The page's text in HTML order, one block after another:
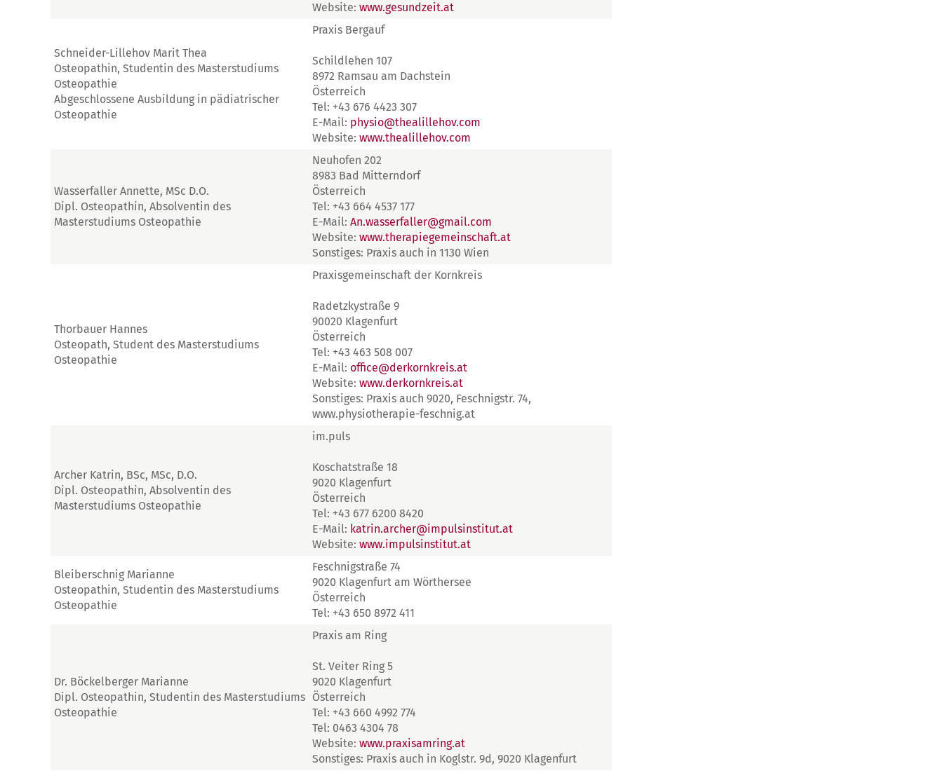
Website: www.gesundzeit.at
Schneider-Lillehov Marit Thea
Osteopathin, Studentin des Masterstudiums
Osteopathie
Abgeschlossene Ausbildung in pädiatrischer
Osteopathie
Praxis Bergauf
Schildlehen 107
8972 Ramsau am Dachstein
Österreich
Tel: +43 676 4423 307
E-Mail: physio@thealillehov.com
Website: www.thealillehov.com
Wasserfaller Annette, MSc D.O.
Dipl. Osteopathin, Absolventin des
Masterstudiums Osteopathie
Neuhofen 202
8983 Bad Mitterndorf
Österreich
Tel: +43 664 4537 177
E-Mail: An.wasserfaller@gmail.com
Website: www.therapiegemeinschaft.at
Sonstiges: Praxis auch in 1130 Wien
Thorbauer Hannes
Osteopath, Student des Masterstudiums
Osteopathie
Praxisgemeinschaft der Kornkreis
Radetzkystraße 9
90020 Klagenfurt
Österreich
Tel: +43 463 508 007
E-Mail: office@derkornkreis.at
Website: www.derkornkreis.at
Sonstiges: Praxis auch 9020, Feschnigstr. 74,
www.physiotherapie-feschnig.at
Archer Katrin, BSc, MSc, D.O.
Dipl. Osteopathin, Absolventin des
Masterstudiums Osteopathie
im.puls
Koschatstraße 18
9020 Klagenfurt
Österreich
Tel: +43 677 6200 8420
E-Mail: katrin.archer@impulsinstitut.at
Website: www.impulsinstitut.at
Bleiberschnig Marianne
Osteopathin, Studentin des Masterstudiums
Osteopathie
Feschnigstraße 74
9020 Klagenfurt am Wörthersee
Österreich
Tel: +43 650 8972 411
Dr. Böckelberger Marianne
Dipl. Osteopathin, Studentin des Masterstudiums
Osteopathie
Praxis am Ring
St. Veiter Ring 5
9020 Klagenfurt
Österreich
Tel: +43 660 4992 774
Tel: 0463 4304 78
Website: www.praxisamring.at
Sonstiges: Praxis auch in Koglstr. 9d, 9020 Klagenfurt